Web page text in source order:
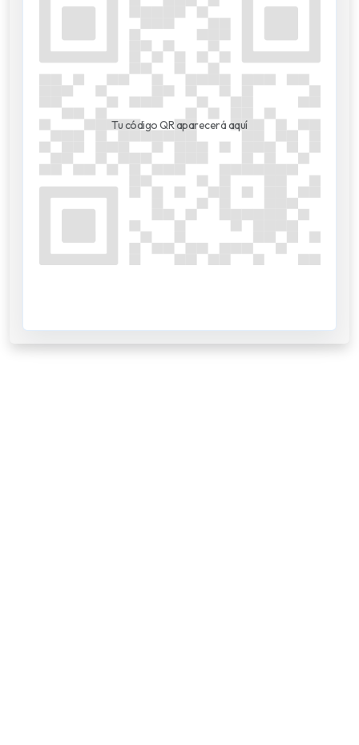
Tu código QR aparecerá aquí